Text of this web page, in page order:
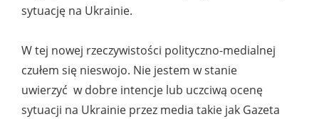
sytuację na Ukrainie.
W tej nowej rzeczywistości polityczno-medialnej
czułem się nieswojo. Nie jestem w stanie
uwierzyć w dobre intencje lub uczciwą ocenę
sytuacji na Ukrainie przez media takie jak Gazeta